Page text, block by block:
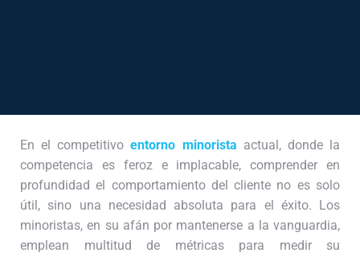
En el competitivoentorno minorista actual, donde la
competencia es feroz e implacable, comprender en
profundidad el comportamiento del cliente no es solo
útil, sino una necesidad absoluta para el éxito. Los
minoristas, en su afán por mantenerse a la vanguardia,
emplean multitud de métricas para medir su